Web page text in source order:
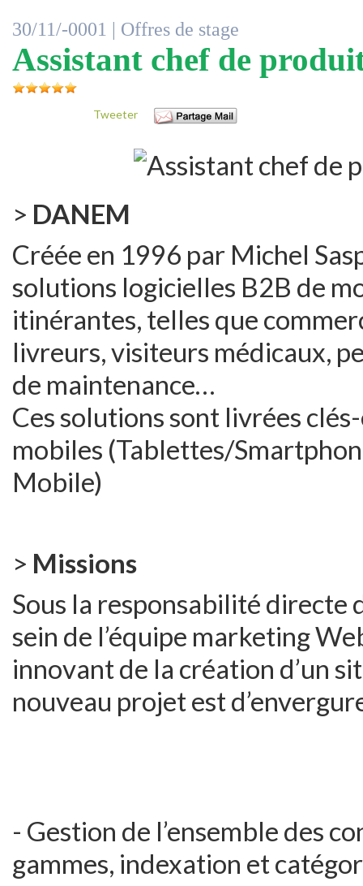
30/11/-0001 | Offres de stage
Assistant chef de
Tweeter
> DANEM
Créée en 1996 par Michel
solutions logicielles B2B de
itinérantes, telles que
livreurs, visiteurs médicaux,
de maintenance…
Ces solutions sont livrées
mobiles (Tablettes/
Mobile)
> Missions
Sous la responsabilité directe
sein de l’équipe marketing
innovant de la création d’un
nouveau projet est
- Gestion de l’ensemble des
gammes, indexation et